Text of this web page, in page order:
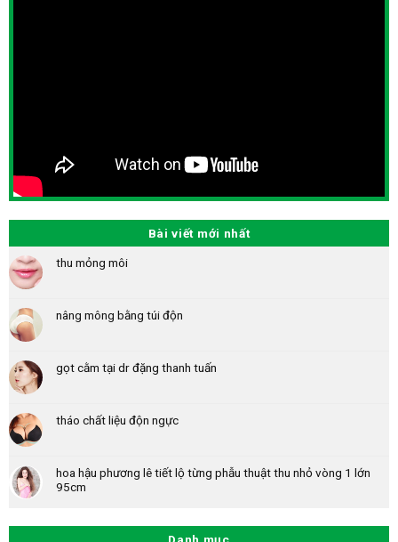
Bài viết mới nhất
thu mỏng môi
nâng mông bằng túi độn
gọt cằm tại dr đặng thanh tuấn
tháo chất liệu độn ngực
hoa hậu phương lê tiết lộ từng phẫu thuật thu nhỏ vòng 1 lớn
95cm